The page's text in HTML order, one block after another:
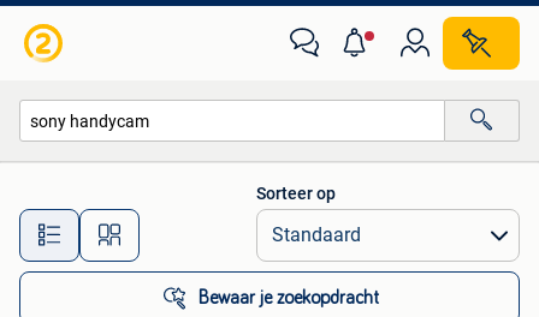
Alle afstanden…
Sorteer op
Bewaar je zoekopdracht